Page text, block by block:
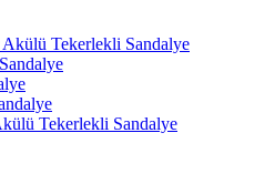
Tekerlekli Sandalye
Tekerlekli Sandalye